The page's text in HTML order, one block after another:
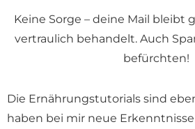
Keine Sorge – deine Mail bleibt
vertraulich behandelt. Auch
befürchten!
Die Ernährungstutorials sind
haben bei mir neue